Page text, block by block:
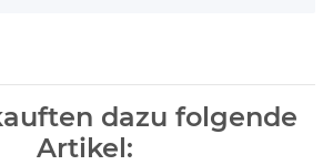
dazu folgende
Artikel: